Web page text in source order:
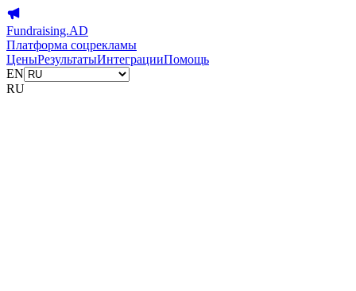
Fundraising.AD
Платформа соцрекламы
ЦеныРезультатыИнтеграцииПомощь
EN
RU